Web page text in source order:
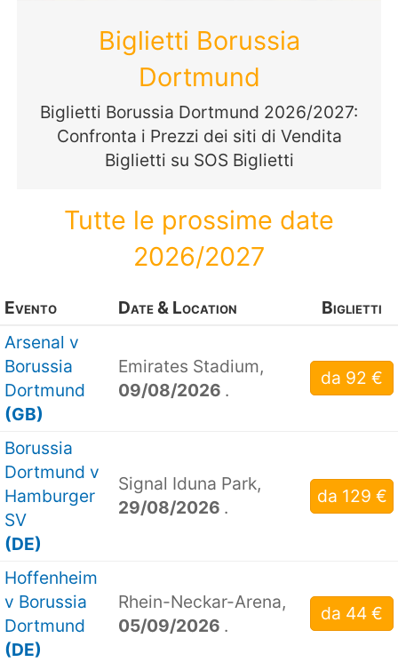
Biglietti Borussia
Dortmund
Biglietti Borussia Dortmund 2026/2027:
Confronta i Prezzi dei siti di Vendita
Biglietti su SOS Biglietti
Tutte le prossime date
2026/2027
Evento Date & Location
Biglietti
Arsenal v
Borussia
Dortmund
(GB)
Emirates Stadium,
09/08/2026 .
da 92 €
Borussia
Dortmund v
Hamburger
SV
(DE)
Signal Iduna Park,
29/08/2026 .
da 129 €
Hoffenheim
v Borussia
Dortmund
(DE)
Rhein-Neckar-Arena,
05/09/2026 .
da 44 €